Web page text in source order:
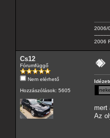
2006/
2006
Cs12
Fórumfüggő
Nem elérhető
Hozzászólások: 5605
mert
Az